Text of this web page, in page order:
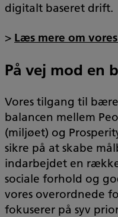
digitalt baseret drift.
> Læs mere om
På vej mod en
Vores tilgang til
balancen mellem
(miljøet) og
sikre på at skabe
indarbejdet en
sociale forhold og
vores overordnede
fokuserer på syv